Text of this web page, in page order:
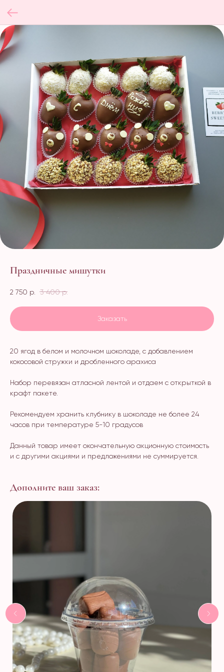
Праздничные мишутки
2 750 р. 3 400 р.
Заказать
20 ягод в белом и молочном шоколаде, с добавлением
кокосовой стружки и дробленного арахиса
Набор перевязан атласной лентой и отдаем с открыткой в
крафт пакете.
Рекомендуем хранить клубнику в шоколаде не более 24
часов при температуре 5-10 градусов
Данный товар имеет окончательную акционную стоимость
и с другими акциями и предложениями не суммируется.
Дополните ваш заказ: